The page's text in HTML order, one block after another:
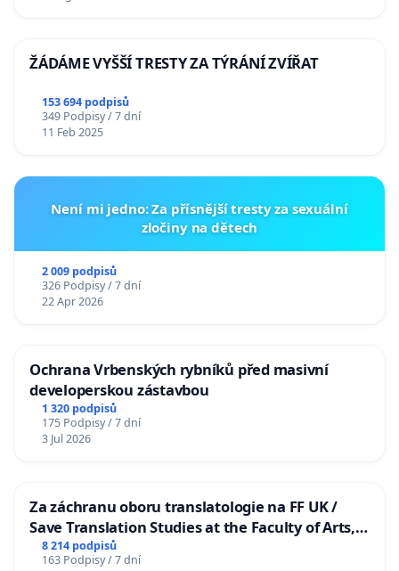
ŽÁDÁME VYŠŠÍ TRESTY ZA TÝRÁNÍ ZVÍŘAT
153 694 podpisů
349 Podpisy / 7 dní
11 Feb 2025
Není mi jedno: Za přísnější tresty za sexuální
zločiny na dětech
2 009 podpisů
326 Podpisy / 7 dní
22 Apr 2026
Ochrana Vrbenských rybníků před masivní
developerskou zástavbou
1 320 podpisů
175 Podpisy / 7 dní
3 Jul 2026
Za záchranu oboru translatologie na FF UK /
Save Translation Studies at the Faculty of Arts,
Charles University
8 214 podpisů
163 Podpisy / 7 dní